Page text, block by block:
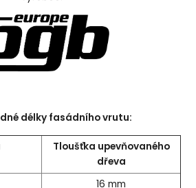
délky fasádního vrutu:
Tloušťka upevňovaného
dřeva
16 mm